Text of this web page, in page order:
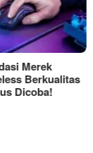
Ke Laptop